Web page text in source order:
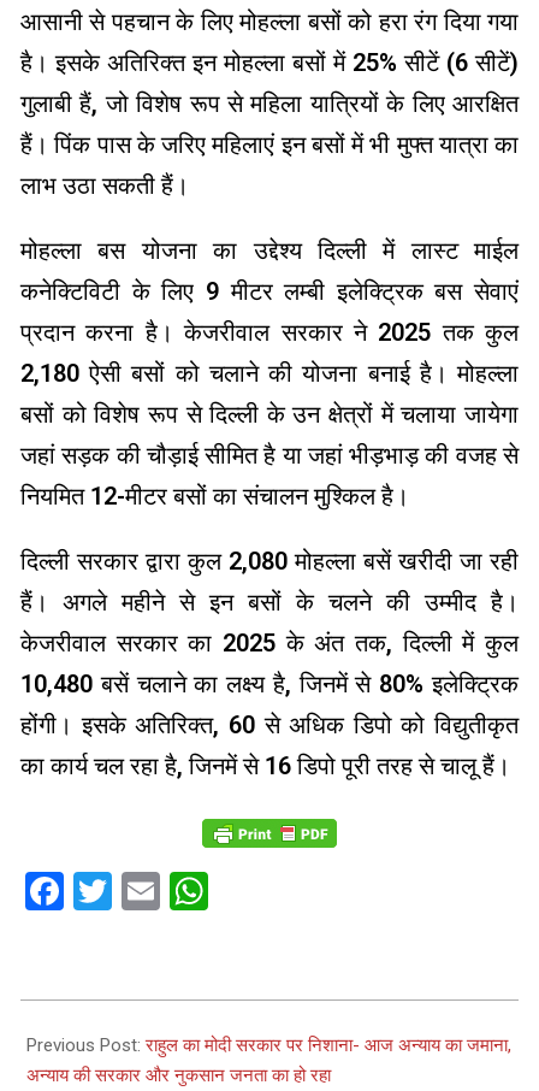
आसानी से पहचान के लिए मोहल्ला बसों को हरा रंग दिया गया
है। इसके अतिरिक्त इन मोहल्ला बसों में 25% सीटें (6 सीटें)
गुलाबी हैं, जो विशेष रूप से महिला यात्रियों के लिए आरक्षित
हैं। पिंक पास के जरिए महिलाएं इन बसों में भी मुफ्त यात्रा का
लाभ उठा सकती हैं।
मोहल्ला बस योजना का उद्देश्य दिल्ली में लास्ट माईल
कनेक्टिविटी के लिए 9 मीटर लम्बी इलेक्ट्रिक बस सेवाएं
प्रदान करना है। केजरीवाल सरकार ने 2025 तक कुल
2,180 ऐसी बसों को चलाने की योजना बनाई है। मोहल्ला
बसों को विशेष रूप से दिल्ली के उन क्षेत्रों में चलाया जायेगा
जहां सड़क की चौड़ाई सीमित है या जहां भीड़भाड़ की वजह से
नियमित 12-मीटर बसों का संचालन मुश्किल है।
दिल्ली सरकार द्वारा कुल 2,080 मोहल्ला बसें खरीदी जा रही
हैं। अगले महीने से इन बसों के चलने की उम्मीद है।
केजरीवाल सरकार का 2025 के अंत तक, दिल्ली में कुल
10,480 बसें चलाने का लक्ष्य है, जिनमें से 80% इलेक्ट्रिक
होंगी। इसके अतिरिक्त, 60 से अधिक डिपो को विद्युतीकृत
का कार्य चल रहा है, जिनमें से 16 डिपो पूरी तरह से चालू हैं।
Facebook
Twitter
Email
03-
05
Previous Post:राहुल का मोदी सरकार पर निशाना- आज अन्‍याय का जमाना,
अन्‍याय की सरकार और नुकसान जनता का हो रहा